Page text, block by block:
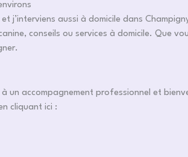
j’interviens aussi à domicile dans
conseils ou services à domicile. Que
un accompagnement professionnel et
cliquant ici :